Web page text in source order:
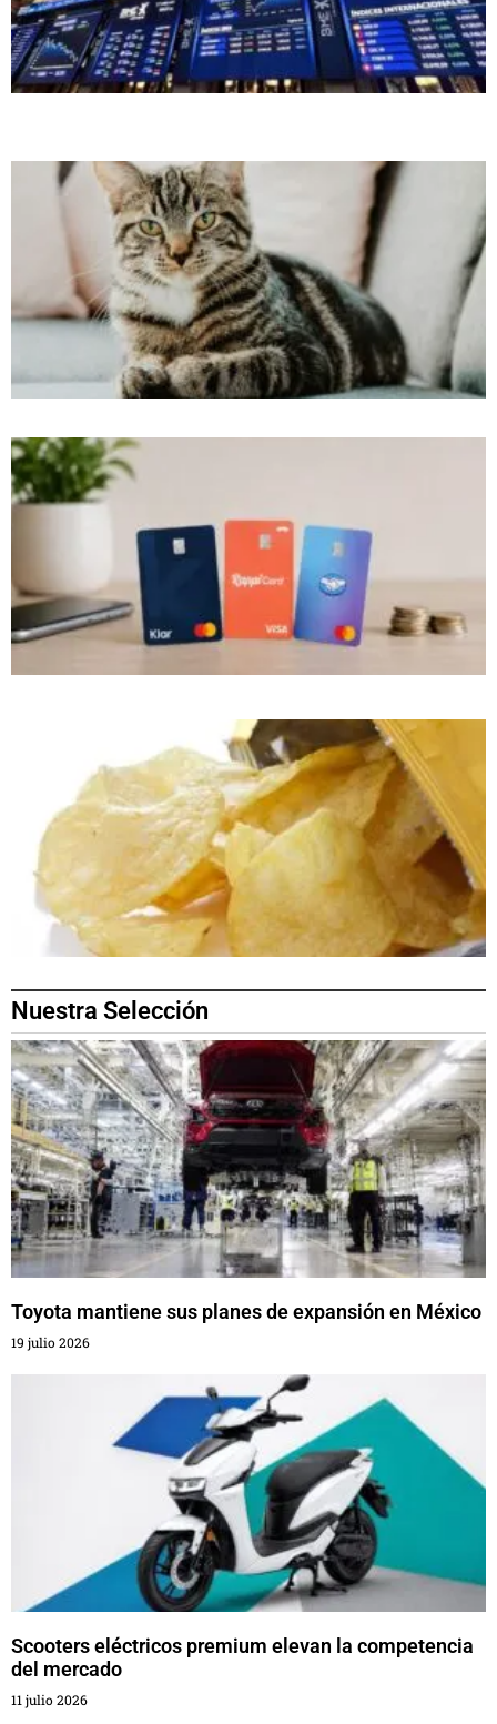
Nuestra Selección
Toyota mantiene sus planes de expansión en México
19 julio 2026
Scooters eléctricos premium elevan la competencia
del mercado
11 julio 2026